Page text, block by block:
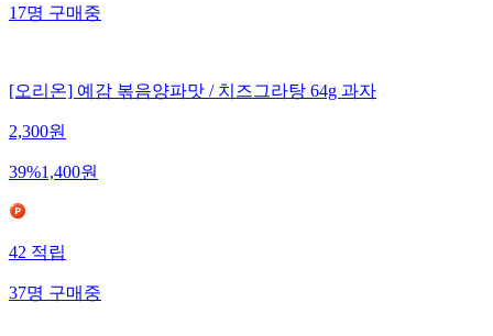
17명구매중
[오리온] 예감 볶음양파맛 / 치즈그라탕 64g 과자
2,300원
39%1,400원
42적립
37명구매중